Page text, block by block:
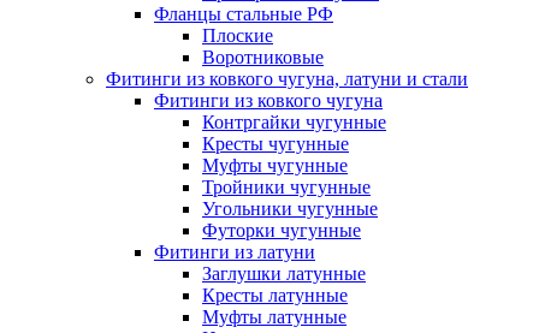
Фланцы стальные РФ
Плоские
Воротниковые
Фитинги из ковкого чугуна, латуни и стали
Фитинги из ковкого чугуна
Контргайки чугунные
Кресты чугунные
Муфты чугунные
Тройники чугунные
Угольники чугунные
Футорки чугунные
Фитинги из латуни
Заглушки латунные
Кресты латунные
Муфты латунные